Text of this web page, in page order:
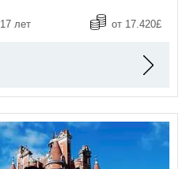
лет от 17.420£